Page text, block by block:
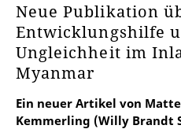
Neue Publikation
Entwicklungshilfe
Ungleichheit im
Myanmar
Ein neuer Artikel von
Kemmerling (Willy Brandt